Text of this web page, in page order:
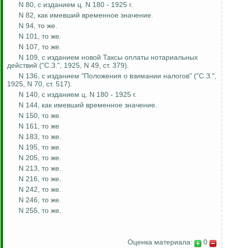
N 80, с изданием ц. N 180 - 1925 г.
N 82, как имевший временное значение.
N 94, то же.
N 101, то же.
N 107, то же.
N 109, с изданием новой Таксы оплаты нотариальных
действий ("С.З.", 1925, N 49, ст. 379).
N 136, с изданием "Положения о взимании налогов" ("С.З.",
1925, N 70, ст. 517).
N 140, с изданием ц. N 180 - 1925 г.
N 144, как имевший временное значение.
N 150, то же.
N 161, то же
N 183, то же.
N 195, то же.
N 205, то же.
N 213, то же.
N 216, то же.
N 242, то же.
N 246, то же.
N 255, то же.
Оценка материала: 0